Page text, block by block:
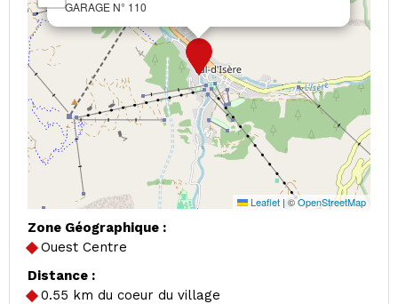
GARAGE N° 110
Leaflet | ©OpenStreetMap
Zone Géographique :
Ouest Centre
Distance :
0.55 km du coeur du village